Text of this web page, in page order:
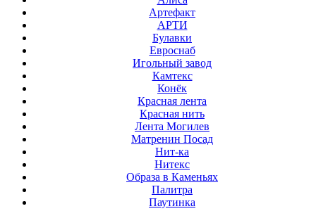
Артефакт
АРТИ
Булавки
Евроснаб
Игольный завод
Камтекс
Конёк
Красная лента
Красная нить
Лента Могилев
Матренин Посад
Нит-ка
Нитекс
Образа в Каменьях
Палитра
Паутинка